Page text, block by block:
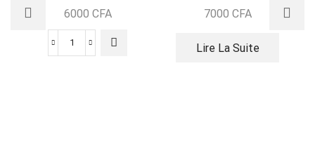
6000 CFA 7000 CFA
Lire La Suite